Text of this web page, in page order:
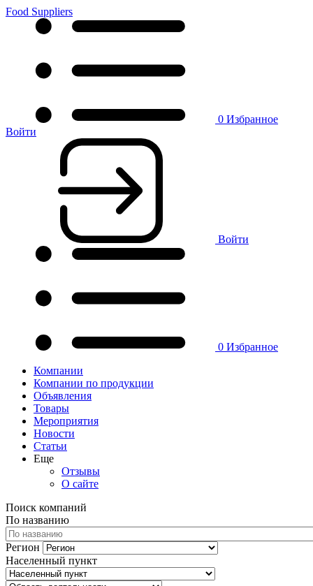
Food Suppliers
0 Избранное
Войти
Войти
0 Избранное
Компании
Компании по продукции
Объявления
Товары
Мероприятия
Новости
Статьи
Еще
Отзывы
О сайте
Поиск компаний
По названию
Регион
Населенный пункт